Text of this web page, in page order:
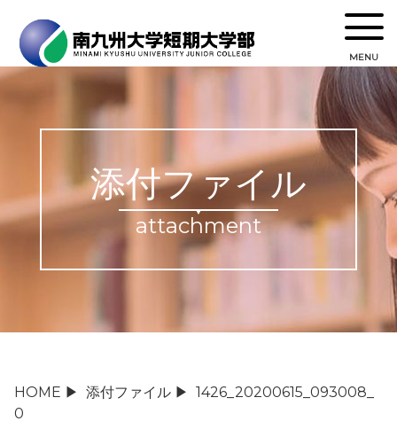
MENU
添付ファイル
attachment
HOME ▶ 添付ファイル ▶ 1426_20200615_093008_
0